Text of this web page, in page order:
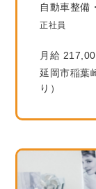
自動車整備
正社員
月給
延岡市稲葉
り）